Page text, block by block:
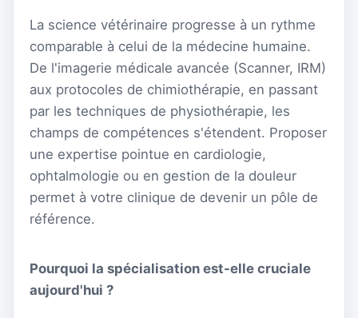
La science vétérinaire progresse à un rythme
comparable à celui de la médecine humaine.
De l'imagerie médicale avancée (Scanner, IRM)
aux protocoles de chimiothérapie, en passant
par les techniques de physiothérapie, les
champs de compétences s'étendent. Proposer
une expertise pointue en cardiologie,
ophtalmologie ou en gestion de la douleur
permet à votre clinique de devenir un pôle de
référence.
Pourquoi la spécialisation est-elle cruciale
aujourd'hui ?